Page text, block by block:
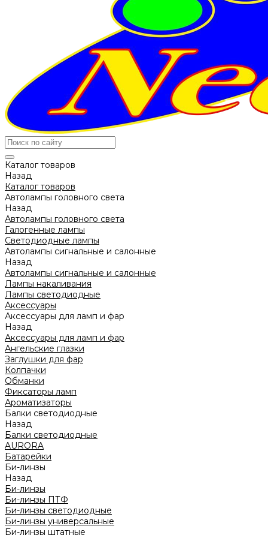
Каталог товаров
Назад
Каталог товаров
Автолампы головного света
Назад
Автолампы головного света
Галогенные лампы
Светодиодные лампы
Автолампы сигнальные и салонные
Назад
Автолампы сигнальные и салонные
Лампы накаливания
Лампы светодиодные
Аксессуары
Аксессуары для ламп и фар
Назад
Аксессуары для ламп и фар
Ангельские глазки
Заглушки для фар
Колпачки
Обманки
Фиксаторы ламп
Ароматизаторы
Балки светодиодные
Назад
Балки светодиодные
AURORA
Батарейки
Би-линзы
Назад
Би-линзы
Би-линзы ПТФ
Би-линзы светодиодные
Би-линзы универсальные
Би-линзы штатные